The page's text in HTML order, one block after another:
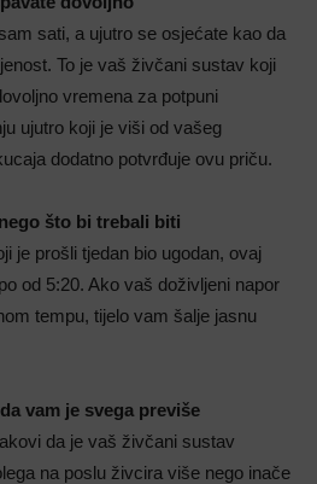
sati, a ujutro se osjećate kao da
To je vaš živčani sustav koji
vremena za potpuni
ujutro koji je viši od vašeg
dodatno potvrđuje ovu priču.
što bi trebali biti
je prošli tjedan bio ugodan, ovaj
od 5:20. Ako vaš doživljeni napor
tempu, tijelo vam šalje jasnu
da vam je svega previše
da je vaš živčani sustav
na poslu živcira više nego inače